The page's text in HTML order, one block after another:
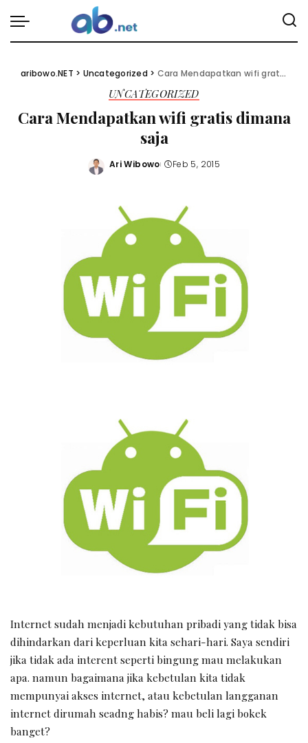
aribowo.NET > Uncategorized > Cara Mendapatkan wifi gratis dimana saja
UNCATEGORIZED
Cara Mendapatkan wifi gratis dimana
saja
Posted
Ari Wibowo Feb 5, 2015
Internet sudah menjadi kebutuhan pribadi yang tidak bisa
dihindarkan dari keperluan kita sehari-hari. Saya sendiri
jika tidak ada interent seperti bingung mau melakukan
apa. namun bagaimana jika kebetulan kita tidak
mempunyai akses internet, atau kebetulan langganan
internet dirumah seadng habis? mau beli lagi bokek
banget?